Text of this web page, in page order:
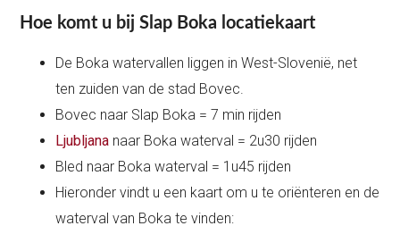
Hoe komt u bij Slap Boka locatiekaart
De Boka watervallen liggen in West-Slovenië, net
ten zuiden van de stad Bovec.
Bovec naar Slap Boka = 7 min rijden
Ljubljana naar Boka waterval = 2u30 rijden
Bled naar Boka waterval = 1u45 rijden
Hieronder vindt u een kaart om u te oriënteren en de
waterval van Boka te vinden: